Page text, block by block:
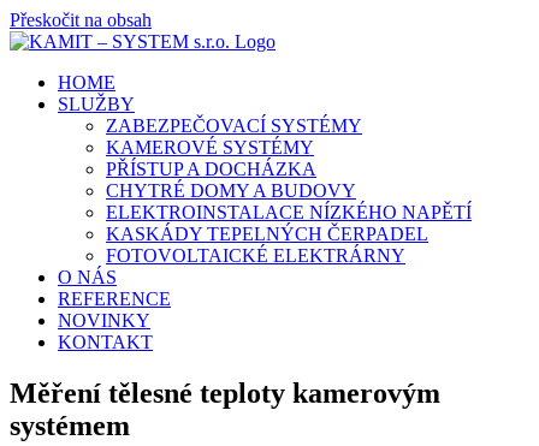
Přeskočit na obsah
HOME
SLUŽBY
ZABEZPEČOVACÍ SYSTÉMY
KAMEROVÉ SYSTÉMY
PŘÍSTUP A DOCHÁZKA
CHYTRÉ DOMY A BUDOVY
ELEKTROINSTALACE NÍZKÉHO NAPĚTÍ
KASKÁDY TEPELNÝCH ČERPADEL
FOTOVOLTAICKÉ ELEKTRÁRNY
O NÁS
REFERENCE
NOVINKY
KONTAKT
Měření tělesné teploty kamerovým
systémem